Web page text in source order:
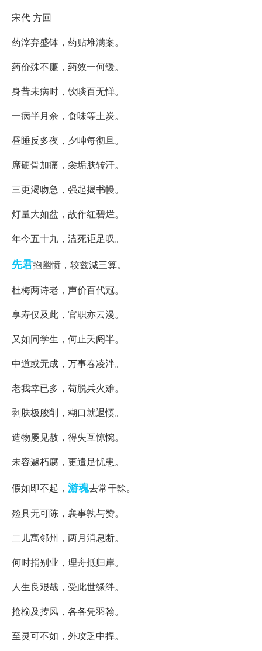
宋代 方回
药滓弃盛钵，药贴堆满案。
药价殊不廉，药效一何缓。
身昔未病时，饮啖百无惮。
一病半月余，食味等土炭。
昼睡反多夜，夕呻每彻旦。
席硬骨加痛，衾垢肤转汗。
三更渴吻急，强起揭书幔。
灯量大如盆，故作红碧烂。
年今五十九，溘死讵足叹。
先君抱幽愤，较兹減三算。
杜梅两诗老，声价百代冠。
享寿仅及此，官职亦云漫。
又如同学生，何止夭阏半。
中道或无成，万事春凌泮。
老我幸已多，苟脱兵火难。
剥肤极朘削，糊口就退愞。
造物屡见赦，得失互惊惋。
未容遽朽腐，更遣足忧患。
假如即不起， 游魂去常干榦。
殓具无可陈，襄事孰与赞。
二儿寓邻州，两月消息断。
何时捐别业，理舟抵归岸。
人生良艰哉，受此世缘绊。
抢榆及抟风，各各凭羽翰。
至灵可不如，外攻乏中捍。